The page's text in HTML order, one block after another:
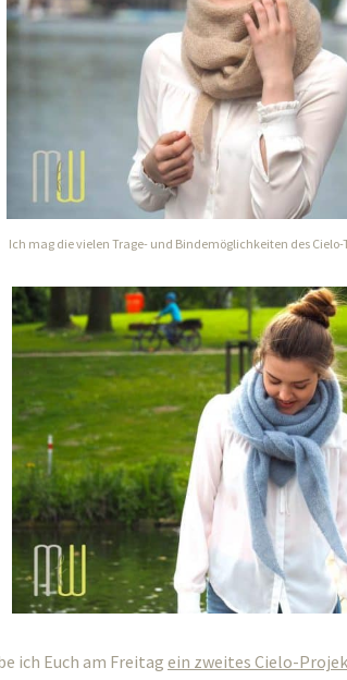
Ich mag die vielen Trage- und Bindemöglichkeiten des Cielo-
ich Euch am Freitag ein zweites Cielo-